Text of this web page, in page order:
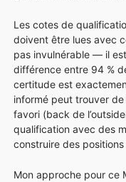
Les cotes de
doivent être lues avec
pas invulnérable — il
différence entre 94 %
certitude est
informé peut trouver
favori (back de
qualification avec des
construire des
Mon approche pour ce